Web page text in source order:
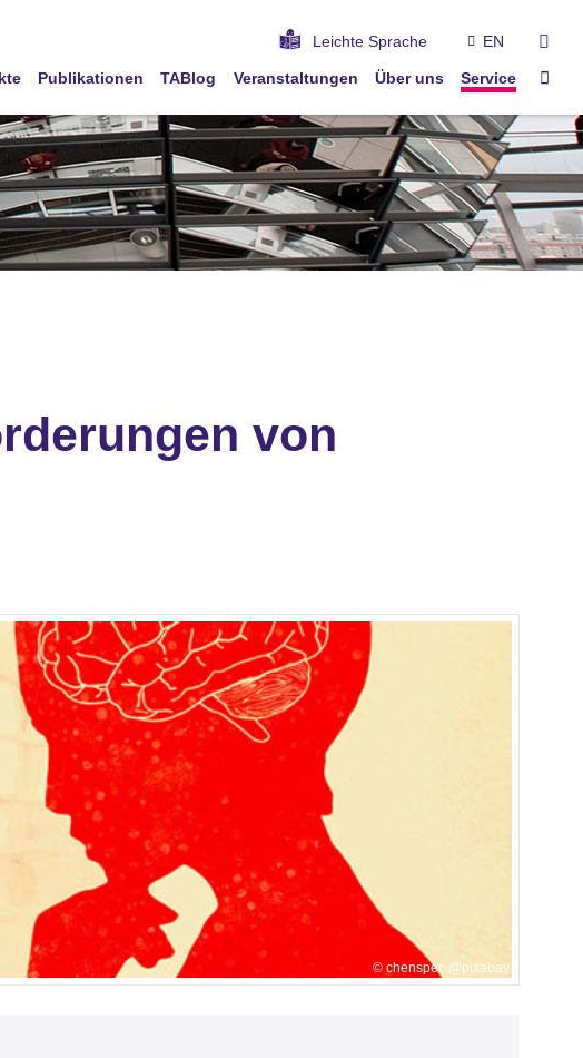
Leichte Sprache EN
Publikationen TABlog Veranstaltungen Über uns Service
von
chenspec @pixabay